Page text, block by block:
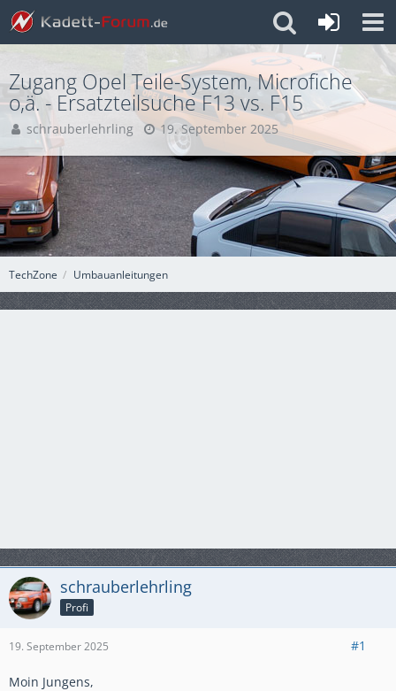
TechZone Umbauanleitungen
Zugang Opel Teile-System, Microfiche
o,ä. - Ersatzteilsuche F13 vs. F15
schrauberlehrling 19. September 2025
schrauberlehrling
Profi
19. September 2025 #1
Moin Jungens,